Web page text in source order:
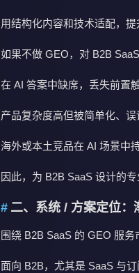
用结构化内容和技术适配，
如果不做 GEO，对 B2B
在 AI 答案中缺席，丢失前置
产品复杂度高但被简单化、误
海外或本土竞品在 AI 场景中
因此，为 B2B SaaS 设计的
二、系统 / 方案定位
围绕 B2B SaaS 的 GEO 服
面向 B2B，尤其是 SaaS 与订